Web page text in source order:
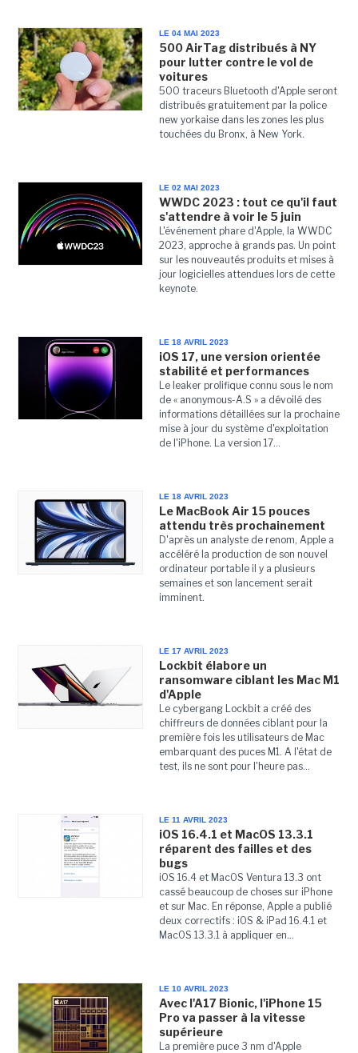
LE 04 MAI 2023
500 AirTag distribués à NY
pour lutter contre le vol de
voitures
500 traceurs Bluetooth d'Apple seront
distribués gratuitement par la police
new yorkaise dans les zones les plus
touchées du Bronx, à New York.
LE 02 MAI 2023
WWDC 2023 : tout ce qu'il faut
s'attendre à voir le 5 juin
L'événement phare d'Apple, la WWDC
2023, approche à grands pas. Un point
sur les nouveautés produits et mises à
jour logicielles attendues lors de cette
keynote.
LE 18 AVRIL 2023
iOS 17, une version orientée
stabilité et performances
Le leaker prolifique connu sous le nom
de « anonymous-A.S » a dévoilé des
informations détaillées sur la prochaine
mise à jour du système d'exploitation
de l'iPhone. La version 17...
LE 18 AVRIL 2023
Le MacBook Air 15 pouces
attendu très prochainement
D'après un analyste de renom, Apple a
accéléré la production de son nouvel
ordinateur portable il y a plusieurs
semaines et son lancement serait
imminent.
LE 17 AVRIL 2023
Lockbit élabore un
ransomware ciblant les Mac M1
d'Apple
Le cybergang Lockbit a créé des
chiffreurs de données ciblant pour la
première fois les utilisateurs de Mac
embarquant des puces M1. A l'état de
test, ils ne sont pour l'heure pas...
LE 11 AVRIL 2023
iOS 16.4.1 et MacOS 13.3.1
réparent des failles et des
bugs
iOS 16.4 et MacOS Ventura 13.3 ont
cassé beaucoup de choses sur iPhone
et sur Mac. En réponse, Apple a publié
deux correctifs : iOS & iPad 16.4.1 et
MacOS 13.3.1 à appliquer en...
LE 10 AVRIL 2023
Avec l'A17 Bionic, l'iPhone 15
Pro va passer à la vitesse
supérieure
La première puce 3 nm d'Apple